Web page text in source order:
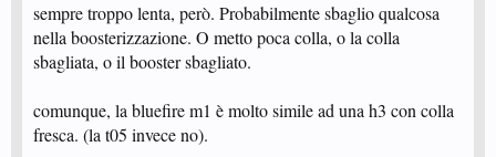
sempre troppo lenta, però. Probabilmente sbaglio qualcosa
nella boosterizzazione. O metto poca colla, o la colla
sbagliata, o il booster sbagliato.
comunque, la bluefire m1 è molto simile ad una h3 con colla
fresca. (la t05 invece no).